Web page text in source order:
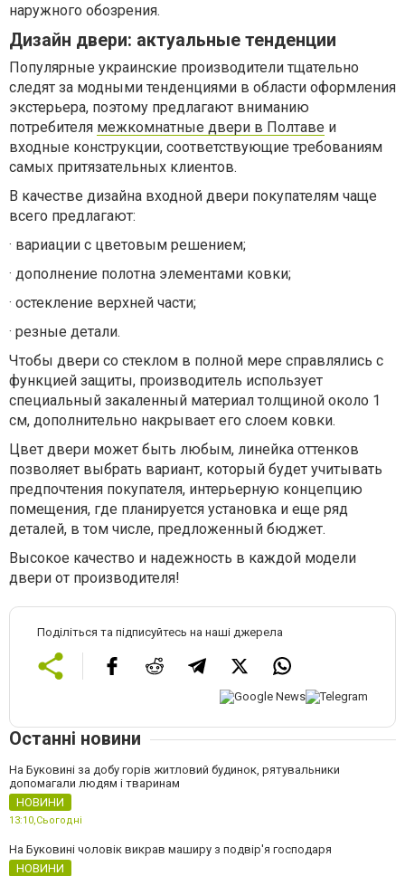
наружного обозрения.
Дизайн двери: актуальные тенденции
Популярные украинские производители тщательно
следят за модными тенденциями в области оформления
экстерьера, поэтому предлагают вниманию
потребителя межкомнатные двери в Полтаве и
входные конструкции, соответствующие требованиям
самых притязательных клиентов.
В качестве дизайна входной двери покупателям чаще
всего предлагают:
· вариации с цветовым решением;
· дополнение полотна элементами ковки;
· остекление верхней части;
· резные детали.
Чтобы двери со стеклом в полной мере справлялись с
функцией защиты, производитель использует
специальный закаленный материал толщиной около 1
см, дополнительно накрывает его слоем ковки.
Цвет двери может быть любым, линейка оттенков
позволяет выбрать вариант, который будет учитывать
предпочтения покупателя, интерьерную концепцию
помещения, где планируется установка и еще ряд
деталей, в том числе, предложенный бюджет.
Высокое качество и надежность в каждой модели
двери от производителя!
Поділіться та підписуйтесь на наші джерела
Останні новини
На Буковині за добу горів житловий будинок, рятувальники
допомагали людям і тваринам
НОВИНИ
13:10, Сьогодні
На Буковині чоловік викрав маширу з подвір'я господаря
НОВИНИ